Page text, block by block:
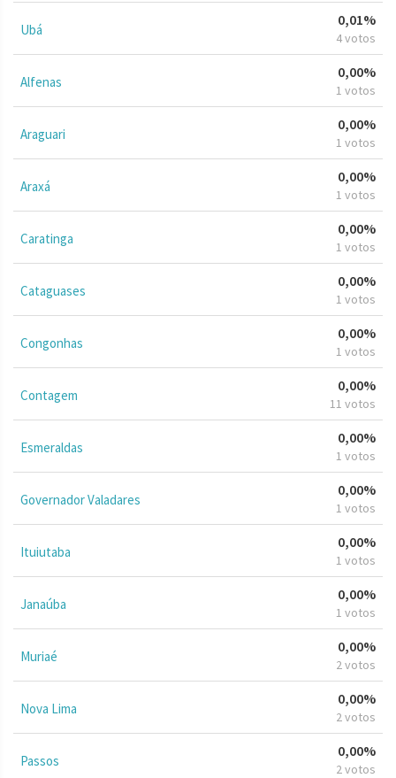
Ubá
0,01%
4 votos
Alfenas
0,00%
1 votos
Araguari
0,00%
1 votos
Araxá
0,00%
1 votos
Caratinga
0,00%
1 votos
Cataguases
0,00%
1 votos
Congonhas
0,00%
1 votos
Contagem
0,00%
11 votos
Esmeraldas
0,00%
1 votos
Governador Valadares
0,00%
1 votos
Ituiutaba
0,00%
1 votos
Janaúba
0,00%
1 votos
Muriaé
0,00%
2 votos
Nova Lima
0,00%
2 votos
Passos
0,00%
2 votos